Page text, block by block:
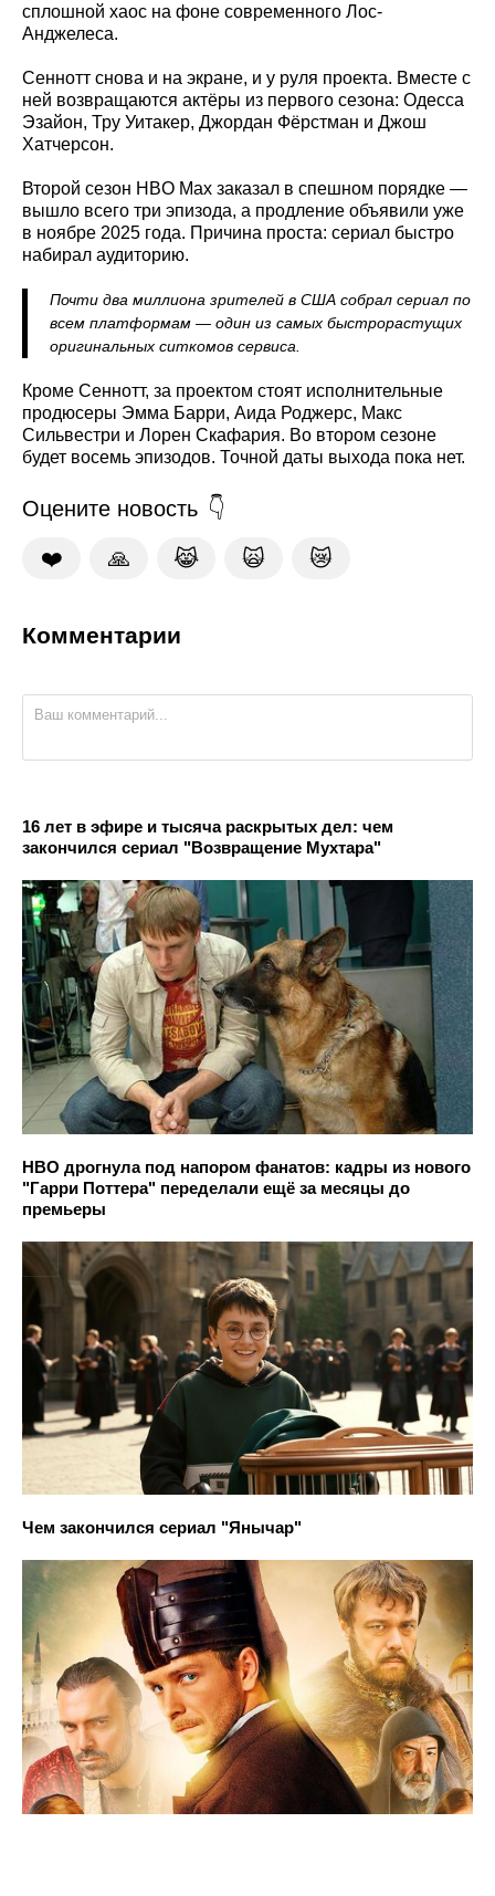
сплошной хаос на фоне современного Лос-
Анджелеса.
Сеннотт снова и на экране, и у руля проекта. Вместе с
ней возвращаются актёры из первого сезона: Одесса
Эзайон, Тру Уитакер, Джордан Фёрстман и Джош
Хатчерсон.
Второй сезон HBO Max заказал в спешном порядке —
вышло всего три эпизода, а продление объявили уже
в ноябре 2025 года. Причина проста: сериал быстро
набирал аудиторию.
Почти два миллиона зрителей в США собрал сериал по
всем платформам — один из самых быстрорастущих
оригинальных ситкомов сервиса.
Кроме Сеннотт, за проектом стоят исполнительные
продюсеры Эмма Барри, Аида Роджерс, Макс
Сильвестри и Лорен Скафария. Во втором сезоне
будет восемь эпизодов. Точной даты выхода пока нет.
Оцените новость
❤️ 🙏 😹 🙀 😿
Комментарии
16 лет в эфире и тысяча раскрытых дел: чем
закончился сериал "Возвращение Мухтара"
HBO дрогнула под напором фанатов: кадры из нового
"Гарри Поттера" переделали ещё за месяцы до
премьеры
Чем закончился сериал "Янычар"